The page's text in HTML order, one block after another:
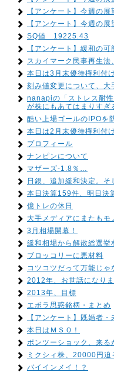
【アンケート】今週の展
【アンケート】今週の展
SQ値 19225.43
【アンケート】緩和の
スカイマーク民事再生
本日は3月末優待権利付
刻み値変更について、
nanapiの「ストレス耐
が株にもあてはまりすぎ
酷い上場ゴールのIPOを
本日は2月末優待権利付
プロフィール
ナンピンについて
マザーズ-1.8％…
日銀、追加緩和決定。
本日決算159件、明日決
億トレの休日
大手メディアにまたもモ
3月相場開幕！
緩和相場から解散総選挙
ブロッコリーに悪材料
コツコツだって万能じゃ
2012年、お世話になり
2013年、目標
エボラ思惑銘柄・まとめ
【アンケート】既婚者
本日はＭＳＱ！
ポンツーショック、来る
ミクシィ株、20000円迫
バイインメイ！？